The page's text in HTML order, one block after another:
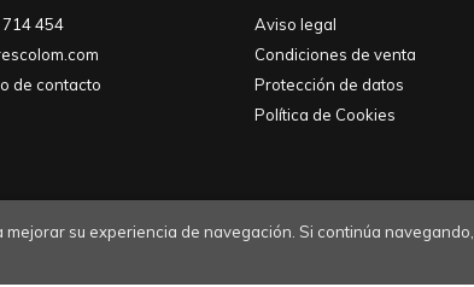
454
de contacto
Aviso legal
Condiciones de venta
Protección de datos
Política de Cookies
su experiencia de navegación. Si continúa navegando,